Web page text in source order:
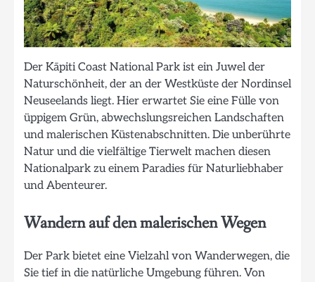
Der Kāpiti Coast National Park ist ein Juwel der
Naturschönheit, der an der Westküste der Nordinsel
Neuseelands liegt. Hier erwartet Sie eine Fülle von
üppigem Grün, abwechslungsreichen Landschaften
und malerischen Küstenabschnitten. Die unberührte
Natur und die vielfältige Tierwelt machen diesen
Nationalpark zu einem Paradies für Naturliebhaber
und Abenteurer.
Wandern auf den malerischen Wegen
Der Park bietet eine Vielzahl von Wanderwegen, die
Sie tief in die natürliche Umgebung führen. Von